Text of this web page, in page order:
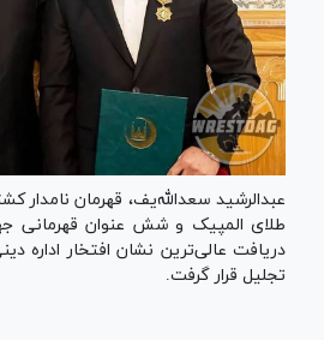
طلای المپیک و شش عنوان قهرمانی
دریافت عالی‌ترین نشان افتخار اداره
تجلیل قرار گرفت.